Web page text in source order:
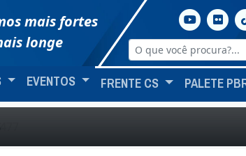
mais fortes
longe
EVENTOS FRENTE CS PALETE